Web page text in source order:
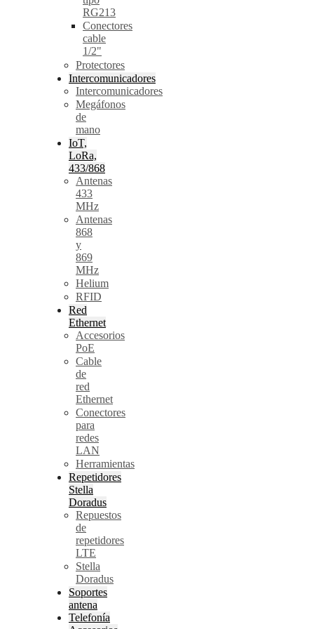
RG213
Conectores
cable
1/2"
Protectores
Intercomunicadores
Intercomunicadores
Megáfonos
de
mano
IoT,
LoRa,
433/868
Antenas
433
MHz
Antenas
868
y
869
MHz
Helium
RFID
Red
Ethernet
Accesorios
PoE
Cable
de
red
Ethernet
Conectores
para
redes
LAN
Herramientas
Repetidores
Stella
Doradus
Repuestos
de
repetidores
LTE
Stella
Doradus
Soportes
antena
Telefonía